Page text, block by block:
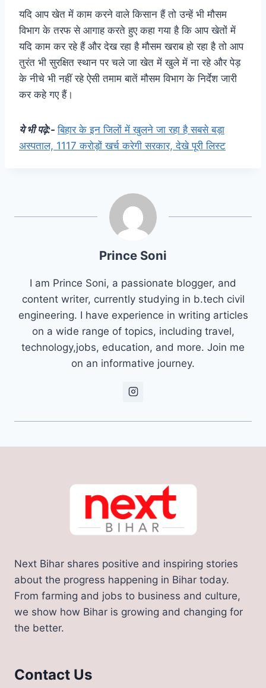
यदि आप खेत में काम करने वाले किसान हैं तो उन्हें भी मौसम
विभाग के तरफ से आगाह करते हुए कहा गया है कि आप खेतों में
यदि काम कर रहे हैं और देख रहा है मौसम खराब हो रहा है तो आप
तुरंत भी सुरक्षित स्थान पर चले जा खेत में खुले में ना रहे और पेड़
के नीचे भी नहीं रहे ऐसी तमाम बातें मौसम विभाग के निर्देश जारी
कर कहे गए हैं।
ये भी पढ़े:-बिहार के इन जिलों में खुलने जा रहा है सबसे बड़ा
अस्पताल, 1117 करोड़ों खर्च करेगी सरकार, देखे पूरी लिस्ट
Prince Soni
I am Prince Soni, a passionate blogger, and
content writer, currently studying in b.tech civil
engineering. I have experience in writing articles
on a wide range of topics, including travel,
technology,jobs, education, and more. Join me
on an informative journey.
Next Bihar shares positive and inspiring stories
about the progress happening in Bihar today.
From farming and jobs to business and culture,
we show how Bihar is growing and changing for
the better.
Contact Us